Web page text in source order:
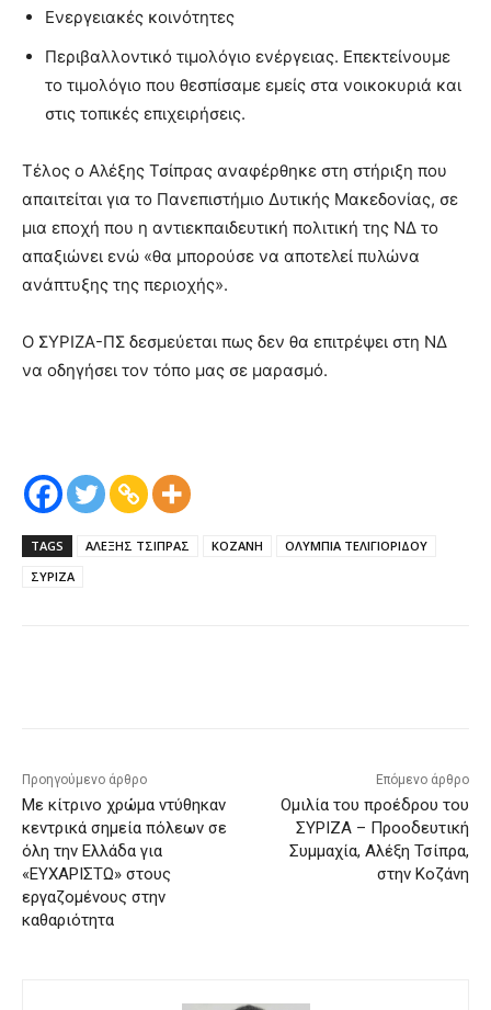
Ενεργειακές κοινότητες
Περιβαλλοντικό τιμολόγιο ενέργειας. Επεκτείνουμε
το τιμολόγιο που θεσπίσαμε εμείς στα νοικοκυριά και
στις τοπικές επιχειρήσεις.
Τέλος ο Αλέξης Τσίπρας αναφέρθηκε στη στήριξη που
απαιτείται για το Πανεπιστήμιο Δυτικής Μακεδονίας, σε
μια εποχή που η αντιεκπαιδευτική πολιτική της ΝΔ το
απαξιώνει ενώ «θα μπορούσε να αποτελεί πυλώνα
ανάπτυξης της περιοχής».
Ο ΣΥΡΙΖΑ-ΠΣ δεσμεύεται πως δεν θα επιτρέψει στη ΝΔ
να οδηγήσει τον τόπο μας σε μαρασμό.
TAGS ΑΛΕΞΗΣ ΤΣΙΠΡΑΣ ΚΟΖΑΝΗ
ΟΛΥΜΠΙΑ ΤΕΛΙΓΙΟΡΙΔΟΥ
ΣΥΡΙΖΑ
Προηγούμενο άρθρο
Με κίτρινο χρώμα ντύθηκαν
κεντρικά σημεία πόλεων σε
όλη την Ελλάδα για
«ΕΥΧΑΡΙΣΤΩ» στους
εργαζομένους στην
καθαριότητα
Επόμενο άρθρο
Ομιλία του προέδρου του
ΣΥΡΙΖΑ – Προοδευτική
Συμμαχία, Αλέξη Τσίπρα,
στην Κοζάνη